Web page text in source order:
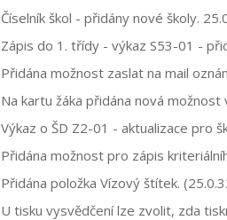
Číselník škol - přidány nové školy.
Zápis do 1. třídy - výkaz S53-01 -
Přidána možnost zaslat na mail
Na kartu žáka přidána nová
Výkaz o ŠD Z2-01 - aktualizace pro
Přidána možnost pro zápis
Přidána položka Vízový štítek. (
U tisku vysvědčení lze zvolit, zda